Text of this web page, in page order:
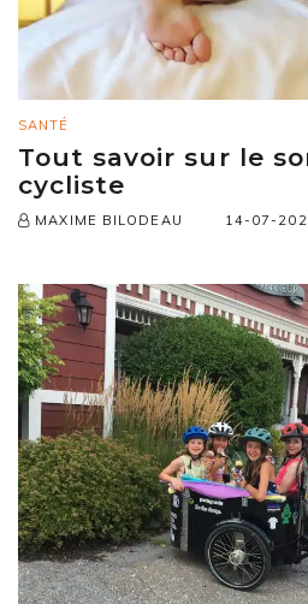
SANTÉ
Tout savoir sur le
cycliste
MAXIME BILODEAU 14-07-